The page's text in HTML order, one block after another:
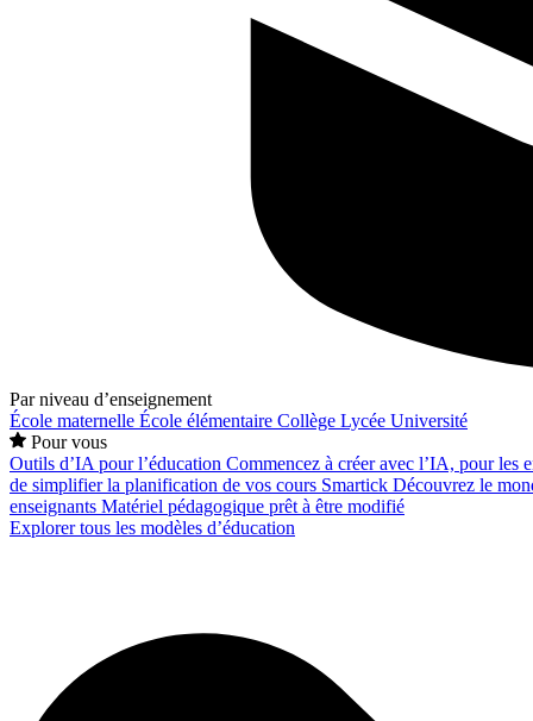
Par niveau d’enseignement
École maternelle École élémentaire Collège Lycée Université
Pour vous
Outils d’IA pour l’éducation Commencez à créer avec l’IA, pour les
de simplifier la planification de vos cours Smartick Découvrez le
enseignants Matériel pédagogique prêt à être modifié
Explorer tous les modèles d’éducation